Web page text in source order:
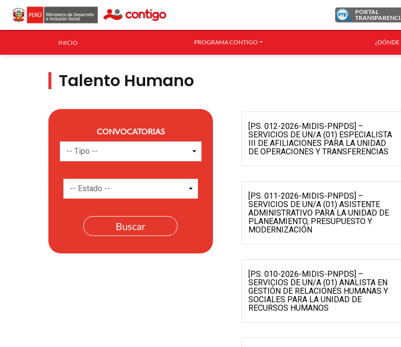
PORTAL
INICIO PROGRAMA CONTIGO ¿DÓNDE
Talento Humano
CONVOCATORIAS
[P.S. 012-2026-MIDIS-PNPDS] –
SERVICIOS DE UN/A (01) ESPECIALISTA
III DE AFILIACIONES PARA LA UNIDAD
DE OPERACIONES Y TRANSFERENCIAS
[P.S. 011-2026-MIDIS-PNPDS] –
SERVICIOS DE UN/A (01) ASISTENTE
ADMINISTRATIVO PARA LA UNIDAD DE
PLANEAMIENTO, PRESUPUESTO Y
MODERNIZACIÓN
[P.S. 010-2026-MIDIS-PNPDS] –
SERVICIOS DE UN/A (01) ANALISTA EN
GESTIÓN DE RELACIONES HUMANAS Y
SOCIALES PARA LA UNIDAD DE
RECURSOS HUMANOS